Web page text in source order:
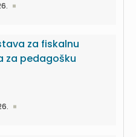
za fiskalnu
za pedagošku